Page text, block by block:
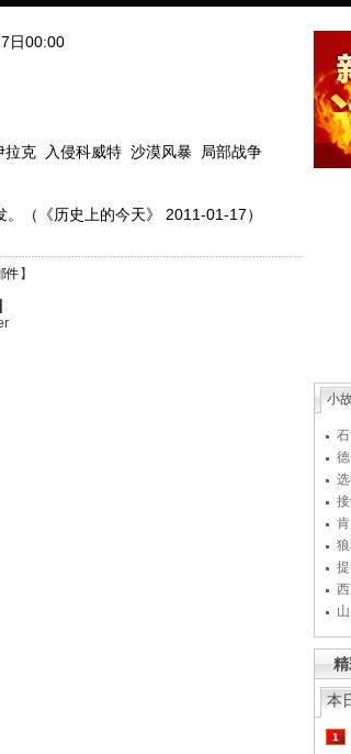
日00:00
拉克 入侵科威特 沙漠风暴 局部战争
（《历史上的今天》 2011-01-17）
件 】
小
本
1